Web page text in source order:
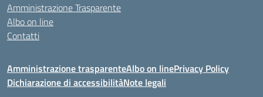
Amministrazione Trasparente
Albo on line
Contatti
Amministrazione trasparenteAlbo on linePrivacy Policy
Dichiarazione di accessibilitàNote legali